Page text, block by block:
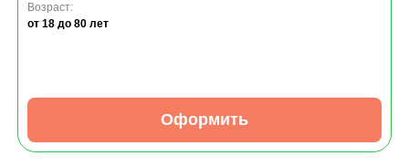
Возраст:
от 18 до 80 лет
Оформить